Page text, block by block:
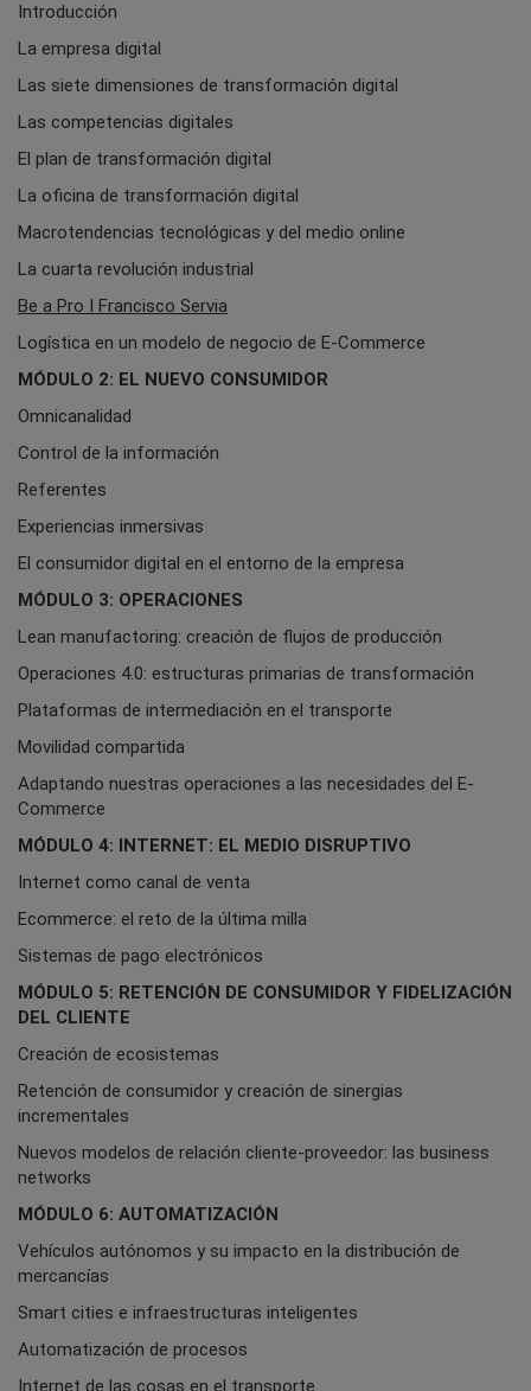
Introducción
La empresa digital
Las siete dimensiones de transformación digital
Las competencias digitales
El plan de transformación digital
La oficina de transformación digital
Macrotendencias tecnológicas y del medio online
La cuarta revolución industrial
Be a Pro I Francisco Servia
Logística en un modelo de negocio de E-Commerce
MÓDULO 2: EL NUEVO CONSUMIDOR
Omnicanalidad
Control de la información
Referentes
Experiencias inmersivas
El consumidor digital en el entorno de la empresa
MÓDULO 3: OPERACIONES
Lean manufactoring: creación de flujos de producción
Operaciones 4.0: estructuras primarias de transformación
Plataformas de intermediación en el transporte
Movilidad compartida
Adaptando nuestras operaciones a las necesidades del E-
Commerce
MÓDULO 4: INTERNET: EL MEDIO DISRUPTIVO
Internet como canal de venta
Ecommerce: el reto de la última milla
Sistemas de pago electrónicos
MÓDULO 5: RETENCIÓN DE CONSUMIDOR Y FIDELIZACIÓN
DEL CLIENTE
Creación de ecosistemas
Retención de consumidor y creación de sinergias
incrementales
Nuevos modelos de relación cliente-proveedor: las business
networks
MÓDULO 6: AUTOMATIZACIÓN
Vehículos autónomos y su impacto en la distribución de
mercancías
Smart cities e infraestructuras inteligentes
Automatización de procesos
Internet de las cosas en el transporte